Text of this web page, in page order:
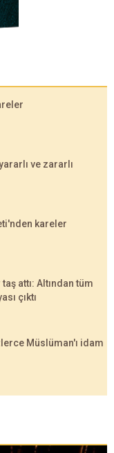
ve zararlı
kareler
attı: Altından tüm
çıktı
Müslüman'ı idam